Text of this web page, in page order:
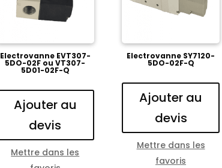
Electrovanne EVT307-
5DO-02F ou VT307-
5D01-02F-Q
Ajouter au
devis
Mettre dans les
Electrovanne SY7120-
5DO-02F-Q
Ajouter au
devis
Mettre dans les
favoris